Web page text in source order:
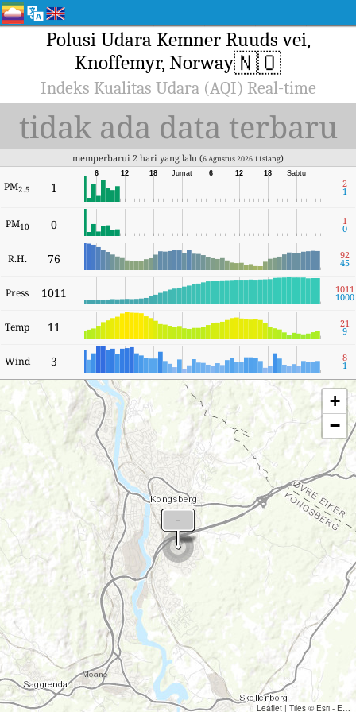
Polusi Udara Kemner Ruuds vei,
Knoffemyr, Norway🇳🇴
Indeks Kualitas Udara (AQI) Real-time
tidak ada data terbaru
memperbarui 2 hari yang lalu (6 Agustus 2026 11siang)
PM2.5 1
Sabtu
18
12
6
Jumat
18
12
6
2
1
PM10 0 1
0
R.H. 76 92
45
Press 1011 1011
1000
Temp 11 21
9
Wind 3 8
1
+
−
Leaflet | Tiles © Esri - Esri, DeLorme, NAVTEQ, TomTom, Intermap, iPC, USGS, FAO, NPS, NRCAN, GeoBase, Kadaster NL, Ordnance Survey, Esri Japan, METI, Esri China (Hong Kong), and the GIS User Community